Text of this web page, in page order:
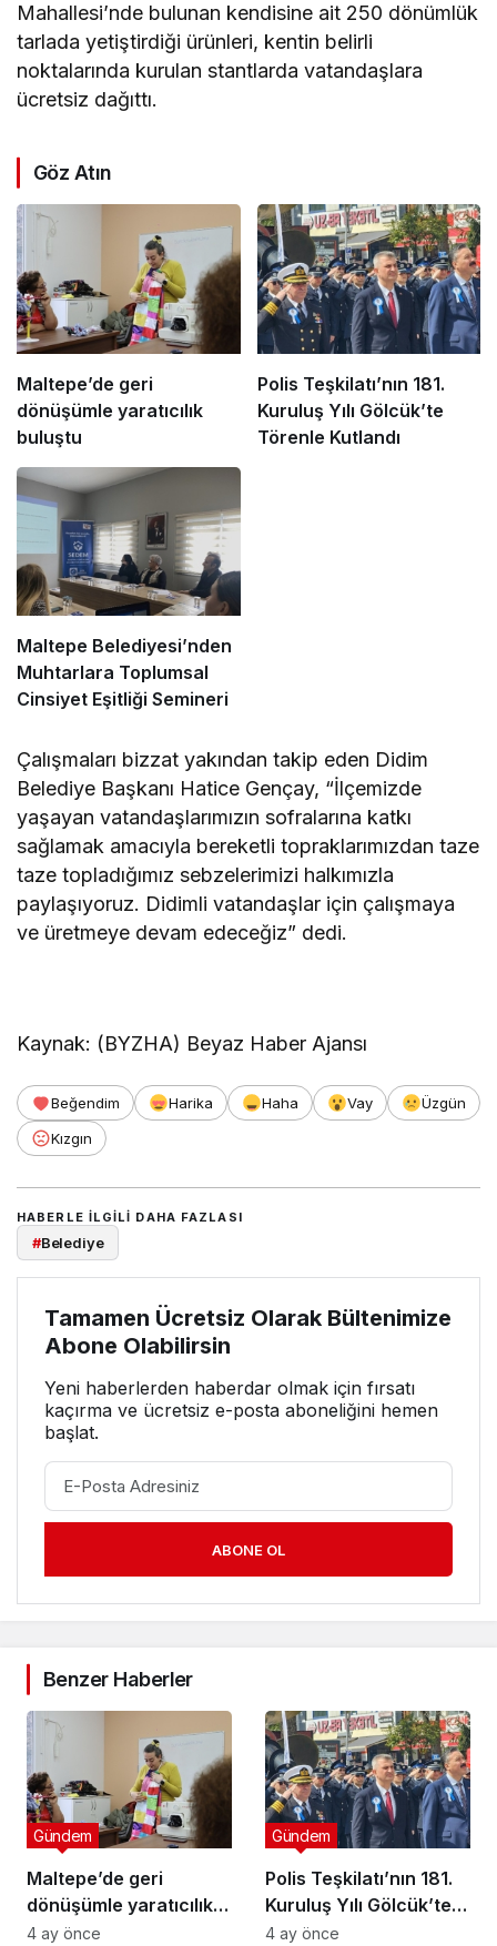
Mahallesi’nde bulunan kendisine ait 250 dönümlük
tarlada yetiştirdiği ürünleri, kentin belirli
noktalarında kurulan stantlarda vatandaşlara
ücretsiz dağıttı.
Göz Atın
Maltepe’de geri
dönüşümle yaratıcılık
buluştu
Polis Teşkilatı’nın 181.
Kuruluş Yılı Gölcük’te
Törenle Kutlandı
Maltepe Belediyesi’nden
Muhtarlara Toplumsal
Cinsiyet Eşitliği Semineri
Çalışmaları bizzat yakından takip eden Didim
Belediye Başkanı Hatice Gençay, “İlçemizde
yaşayan vatandaşlarımızın sofralarına katkı
sağlamak amacıyla bereketli topraklarımızdan taze
taze topladığımız sebzelerimizi halkımızla
paylaşıyoruz. Didimli vatandaşlar için çalışmaya
ve üretmeye devam edeceğiz” dedi.
Kaynak: (BYZHA) Beyaz Haber Ajansı
Beğendim Harika Haha Vay
Üzgün
Kızgın
HABERLE ILGILI DAHA FAZLASI
#Belediye
Tamamen Ücretsiz Olarak Bültenimize
Abone Olabilirsin
Yeni haberlerden haberdar olmak için fırsatı
kaçırma ve ücretsiz e-posta aboneliğini hemen
başlat.
ABONE OL
Benzer Haberler
Maltepe’de geri
dönüşümle yaratıcılık
buluştu
Gündem
4 ay önce
Polis Teşkilatı’nın 181.
Kuruluş Yılı Gölcük’te
Törenle Kutlandı
Gündem
4 ay önce